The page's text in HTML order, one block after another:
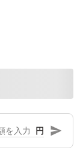
円